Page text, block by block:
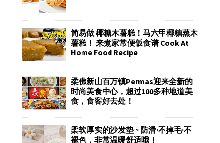
简易做 椰糖木薯糕！马六甲椰糖蒸木
薯糕！ 来煮家常便饭食谱 Cook At
Home Food Recipe
柔佛新山百万镇Permas迎来全新的
时尚美食中心，超过100多种地道美
食，食客好去处！
柔软厚实的沙发垫 ~ 防滑·不掉毛·不
褪色，非常温暖舒适哦！